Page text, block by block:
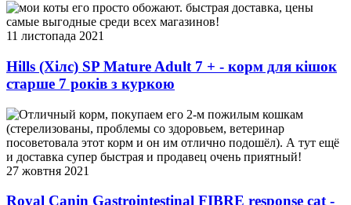
мои коты его просто обожают. быстрая доставка, цены
самые выгодные среди всех магазинов!
11 листопада 2021
Hills (Хілс) SP Mature Adult 7 + - корм для кішок
старше 7 років з куркою
Отличный корм, покупаем его 2-м пожилым кошкам
(стерелизованы, проблемы со здоровьем, ветеринар
посоветовала этот корм и он им отлично подошёл). А тут ещё
и доставка супер быстрая и продавец очень приятный!
27 жовтня 2021
Royal Canin Gastrointestinal FIBRE response cat -